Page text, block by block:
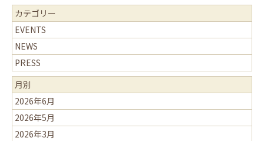
カテゴリー
EVENTS
NEWS
PRESS
月別
2026年6月
2026年5月
2026年3月